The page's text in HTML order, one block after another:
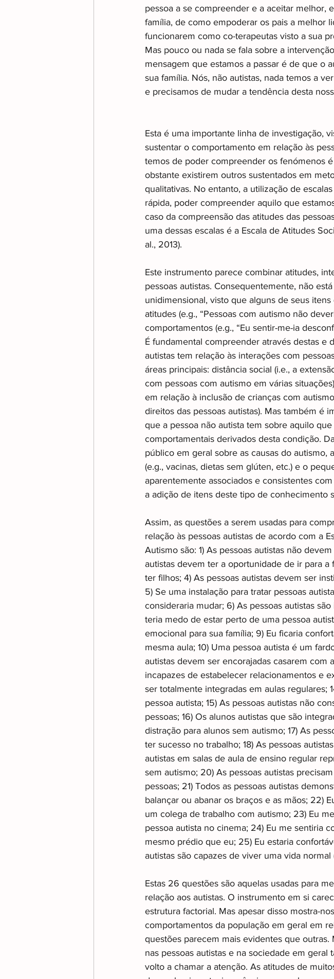
pessoa a se compreender e a aceitar melhor,
família, de como empoderar os pais a melhor
funcionarem como co-terapeutas visto a sua
Mas pouco ou nada se fala sobre a
mensagem que estamos a passar é de que o
sua família. Nós, não autistas, nada temos a
e precisamos de mudar a tendência desta
Esta é uma importante linha de investigação,
sustentar o comportamento em relação às
temos de poder compreender os fenómenos
obstante existirem outros sustentados em
qualitativas. No entanto, a utilização de
rápida, poder compreender aquilo que
caso da compreensão das atitudes das
uma dessas escalas é a Escala de Atitudes
al., 2013).
Este instrumento parece combinar atitudes,
pessoas autistas. Consequentemente, não
unidimensional, visto que alguns de seus
atitudes (e.g., “Pessoas com autismo não
comportamentos (e.g., “Eu sentir-me-ia
É fundamental compreender através destas e
autistas tem relação às interações com
áreas principais: distância social (i.e., a
com pessoas com autismo em várias
em relação à inclusão de crianças com
direitos das pessoas autistas). Mas também
que a pessoa não autista tem sobre aquilo
comportamentais derivados desta condição.
público em geral sobre as causas do autismo,
(e.g., vacinas, dietas sem glúten, etc.) e o
aparentemente associados e consistentes
a adição de itens deste tipo de conhecimento
Assim, as questões a serem usadas para
relação às pessoas autistas de acordo com a
Autismo são: 1) As pessoas autistas não
autistas devem ter a oportunidade de ir para a
ter filhos; 4) As pessoas autistas devem ser
5) Se uma instalação para tratar pessoas
consideraria mudar; 6) As pessoas autistas
teria medo de estar perto de uma pessoa
emocional para sua família; 9) Eu ficaria
mesma aula; 10) Uma pessoa autista é um
autistas devem ser encorajadas casarem com
incapazes de estabelecer relacionamentos e
ser totalmente integradas em aulas regulares;
pessoa autista; 15) As pessoas autistas não
pessoas; 16) Os alunos autistas que são
distração para alunos sem autismo; 17) As
ter sucesso no trabalho; 18) As pessoas
autistas em salas de aula de ensino regular
sem autismo; 20) As pessoas autistas
pessoas; 21) Todos as pessoas autistas
balançar ou abanar os braços e as mãos; 22)
um colega de trabalho com autismo; 23) Eu
pessoa autista no cinema; 24) Eu me sentiria
mesmo prédio que eu; 25) Eu estaria
autistas são capazes de viver uma vida
Estas 26 questões são aquelas usadas para
relação aos autistas. O instrumento em si
estrutura factorial. Mas apesar disso mostra-
comportamentos da população em geral em
questões parecem mais evidentes que
nas pessoas autistas e na sociedade em
volto a chamar a atenção. As atitudes de